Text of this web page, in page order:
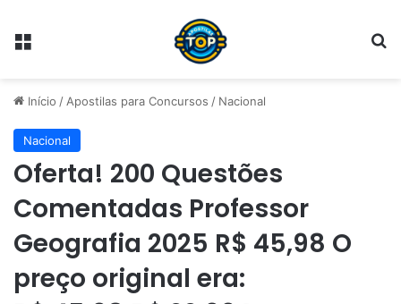
Menu
Início / Apostilas para Concursos / Nacional
Nacional
Oferta! 200 Questões
Comentadas Professor
Geografia 2025 R$ 45,98 O
preço original era: